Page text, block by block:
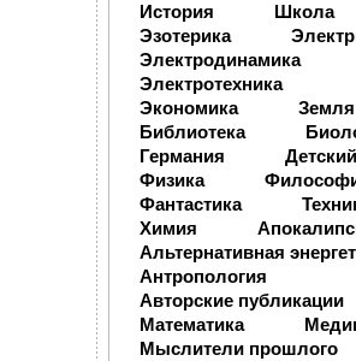
История
Школа
Эзотерика
Электродинамика
Электротехника
Экономика
Земля
Библиотека
Германия
Физика
Фантастика
Химия
Альтернативная
Антропология
Авторские публикации
Математика
Мыслители прошлого